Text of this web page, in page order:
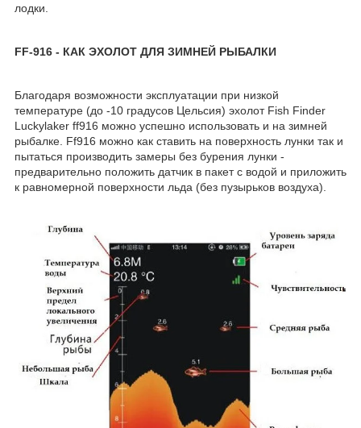
лодки.
FF-916 - КАК ЭХОЛОТ ДЛЯ ЗИМНЕЙ РЫБАЛКИ
Благодаря возможности эксплуатации при низкой
температуре (до -10 градусов Цельсия) эхолот Fish Finder
Luckylaker ff916 можно успешно использовать и на зимней
рыбалке. Ff916 можно как ставить на поверхность лунки так и
пытаться производить замеры без бурения лунки -
предварительно положить датчик в пакет с водой и приложить
к равномерной поверхности льда (без пузырьков воздуха).